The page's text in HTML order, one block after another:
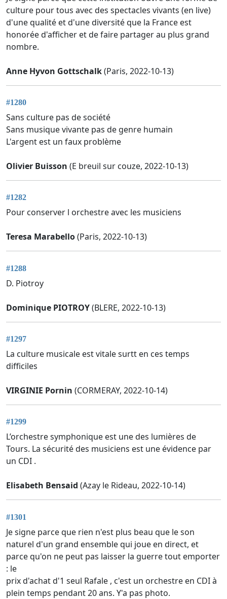
culture pour tous avec des spectacles vivants (en live)
d'une qualité et d'une diversité que la France est
honorée d'afficher et de faire partager au plus grand
nombre.
Anne Hyvon Gottschalk(Paris, 2022-10-13)
#1280
Sans culture pas de société
Sans musique vivante pas de genre humain
L'argent est un faux problème
Olivier Buisson (E breuil sur couze, 2022-10-13)
#1282
Pour conserver l orchestre avec les musiciens
Teresa Marabello(Paris, 2022-10-13)
#1288
D. Piotroy
Dominique PIOTROY(BLERE, 2022-10-13)
#1297
La culture musicale est vitale surtt en ces temps
difficiles
VIRGINIE Pornin (CORMERAY, 2022-10-14)
#1299
L’orchestre symphonique est une des lumières de
Tours. La sécurité des musiciens est une évidence par
un CDI .
Elisabeth Bensaid (Azay le Rideau, 2022-10-14)
#1301
Je signe parce que rien n'est plus beau que le son
naturel d'un grand ensemble qui joue en direct, et
parce qu'on ne peut pas laisser la guerre tout emporter
: le
prix d'achat d'1 seul Rafale , c'est un orchestre en CDI à
plein temps pendant 20 ans. Y'a pas photo.